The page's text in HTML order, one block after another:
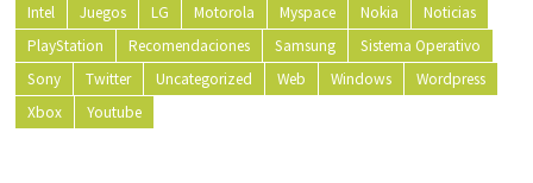
Intel
Juegos LG Motorola Myspace Nokia
Noticias
PlayStation
Recomendaciones Samsung
Sistema Operativo
Sony
Twitter Uncategorized Web Windows
Wordpress
Xbox
Youtube